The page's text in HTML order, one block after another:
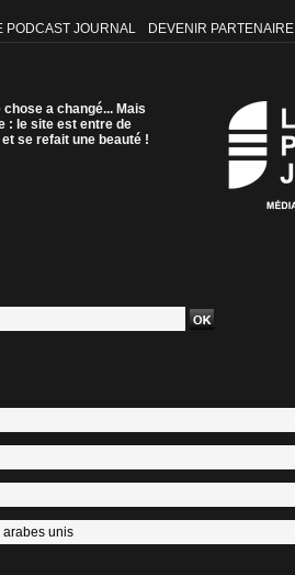
PODCAST JOURNAL DEVENIR PARTENAIRE
chose a changé... Mais
: le site est entre de
se refait une beauté !